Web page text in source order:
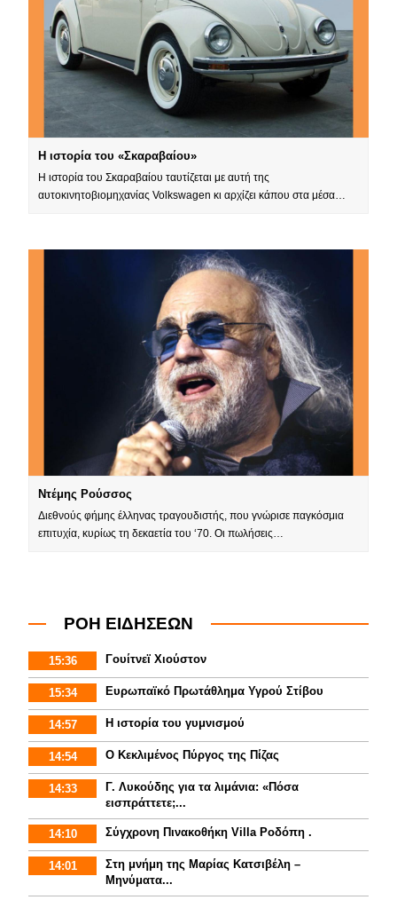
Η ιστορία του «Σκαραβαίου»
Η ιστορία του Σκαραβαίου ταυτίζεται με αυτή της
αυτοκινητοβιομηχανίας Volkswagen κι αρχίζει κάπου στα μέσα…
Ντέμης Ρούσσος
Διεθνούς φήμης έλληνας τραγουδιστής, που γνώρισε παγκόσμια
επιτυχία, κυρίως τη δεκαετία του ‘70. Οι πωλήσεις…
ΡΟΗ ΕΙΔΗΣΕΩΝ
15:36 Γουίτνεϊ Χιούστον
15:34 Ευρωπαϊκό Πρωτάθλημα Υγρού Στίβου
14:57 Η ιστορία του γυμνισμoύ
14:54 Ο Κεκλιμένος Πύργος της Πίζας
14:33
Γ. Λυκούδης για τα λιμάνια: «Πόσα
εισπράττετε;...
14:10 Σύγχρονη Πινακοθήκη Villa Ροδόπη .
14:01
Στη μνήμη της Μαρίας Κατσιβέλη –
Μηνύματα...